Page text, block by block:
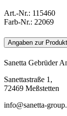
Art.-Nr.: 115460
Farb-Nr.: 22069
Angaben zur
Sanetta Gebrüder
Sanettastraße 1,
72469 Meßstetten
info@sanetta-